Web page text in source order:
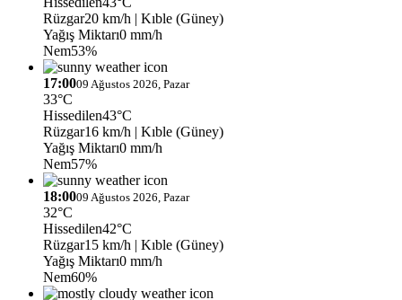
Rüzgar20 km/h | Kıble (Güney)
Yağış Miktarı0 mm/h
Nem53%
17:0009 Ağustos 2026, Pazar
33°C
Hissedilen43°C
Rüzgar16 km/h | Kıble (Güney)
Yağış Miktarı0 mm/h
Nem57%
18:0009 Ağustos 2026, Pazar
32°C
Hissedilen42°C
Rüzgar15 km/h | Kıble (Güney)
Yağış Miktarı0 mm/h
Nem60%